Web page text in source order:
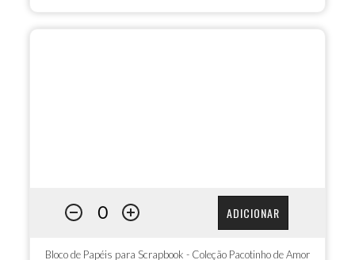
ADICIONAR
Bloco de Papéis para Scrapbook - Coleção Pacotinho de Amor